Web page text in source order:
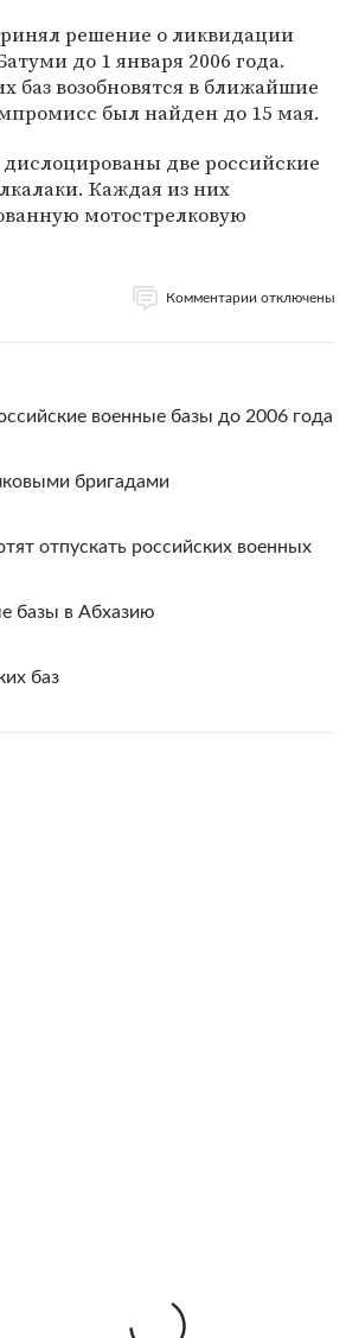
решение о ликвидации
до 1 января 2006 года.
баз возобновятся в ближайшие
был найден до 15 мая.
две российские
Каждая из них
мотострелковую
Комментарии отключены
военные базы до 2006 года
бригадами
отпускать российских военных
базы в Абхазию
баз